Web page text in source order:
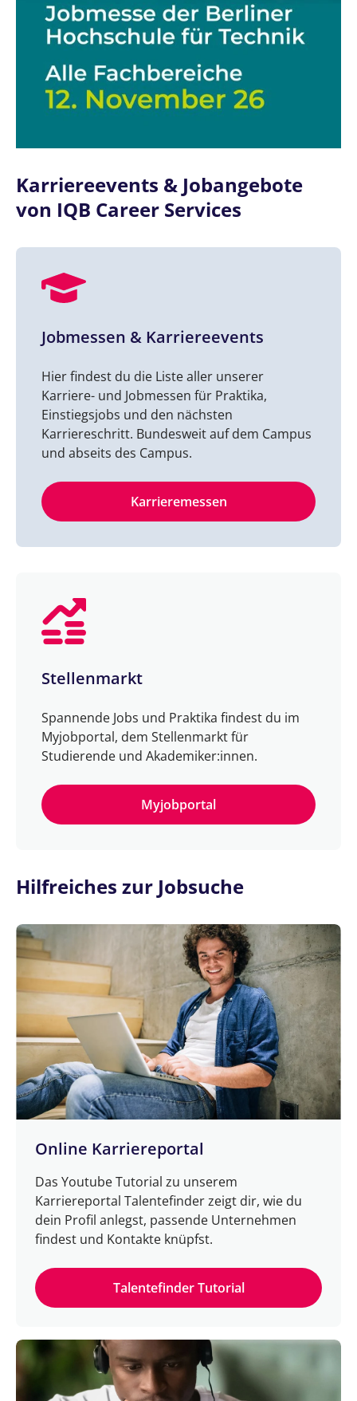
Karriereevents & Jobangebote
von IQB Career Services
Jobmessen & Karriereevents
Hier findest du die Liste aller unserer
Karriere- und Jobmessen für Praktika,
Einstiegsjobs und den nächsten
Karriereschritt. Bundesweit auf dem Campus
und abseits des Campus.
Karrieremessen
Stellenmarkt
Spannende Jobs und Praktika findest du im
Myjobportal, dem Stellenmarkt für
Studierende und Akademiker:innen.
Myjobportal
Hilfreiches zur Jobsuche
Online Karriereportal
Das Youtube Tutorial zu unserem
Karriereportal Talentefinder zeigt dir, wie du
dein Profil anlegst, passende Unternehmen
findest und Kontakte knüpfst.
Talentefinder Tutorial